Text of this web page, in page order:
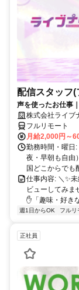
配信スタッフ(
声を使ったお仕事
～OK♪
株式会社ライブ
フルリモート
月給2,000円～
勤務時間・曜日
夜・早朝も自由
国どこからでも
仕事内容: ＼✨
ビューしてみま
✋「趣味・好き
週1日からOK フルリ
正社員